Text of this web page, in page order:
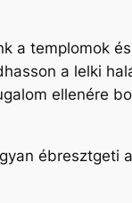
a templomok és
a lelki
ellenére
ébresztgeti a